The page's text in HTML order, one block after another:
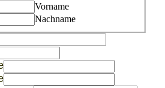
Vorname
Nachname